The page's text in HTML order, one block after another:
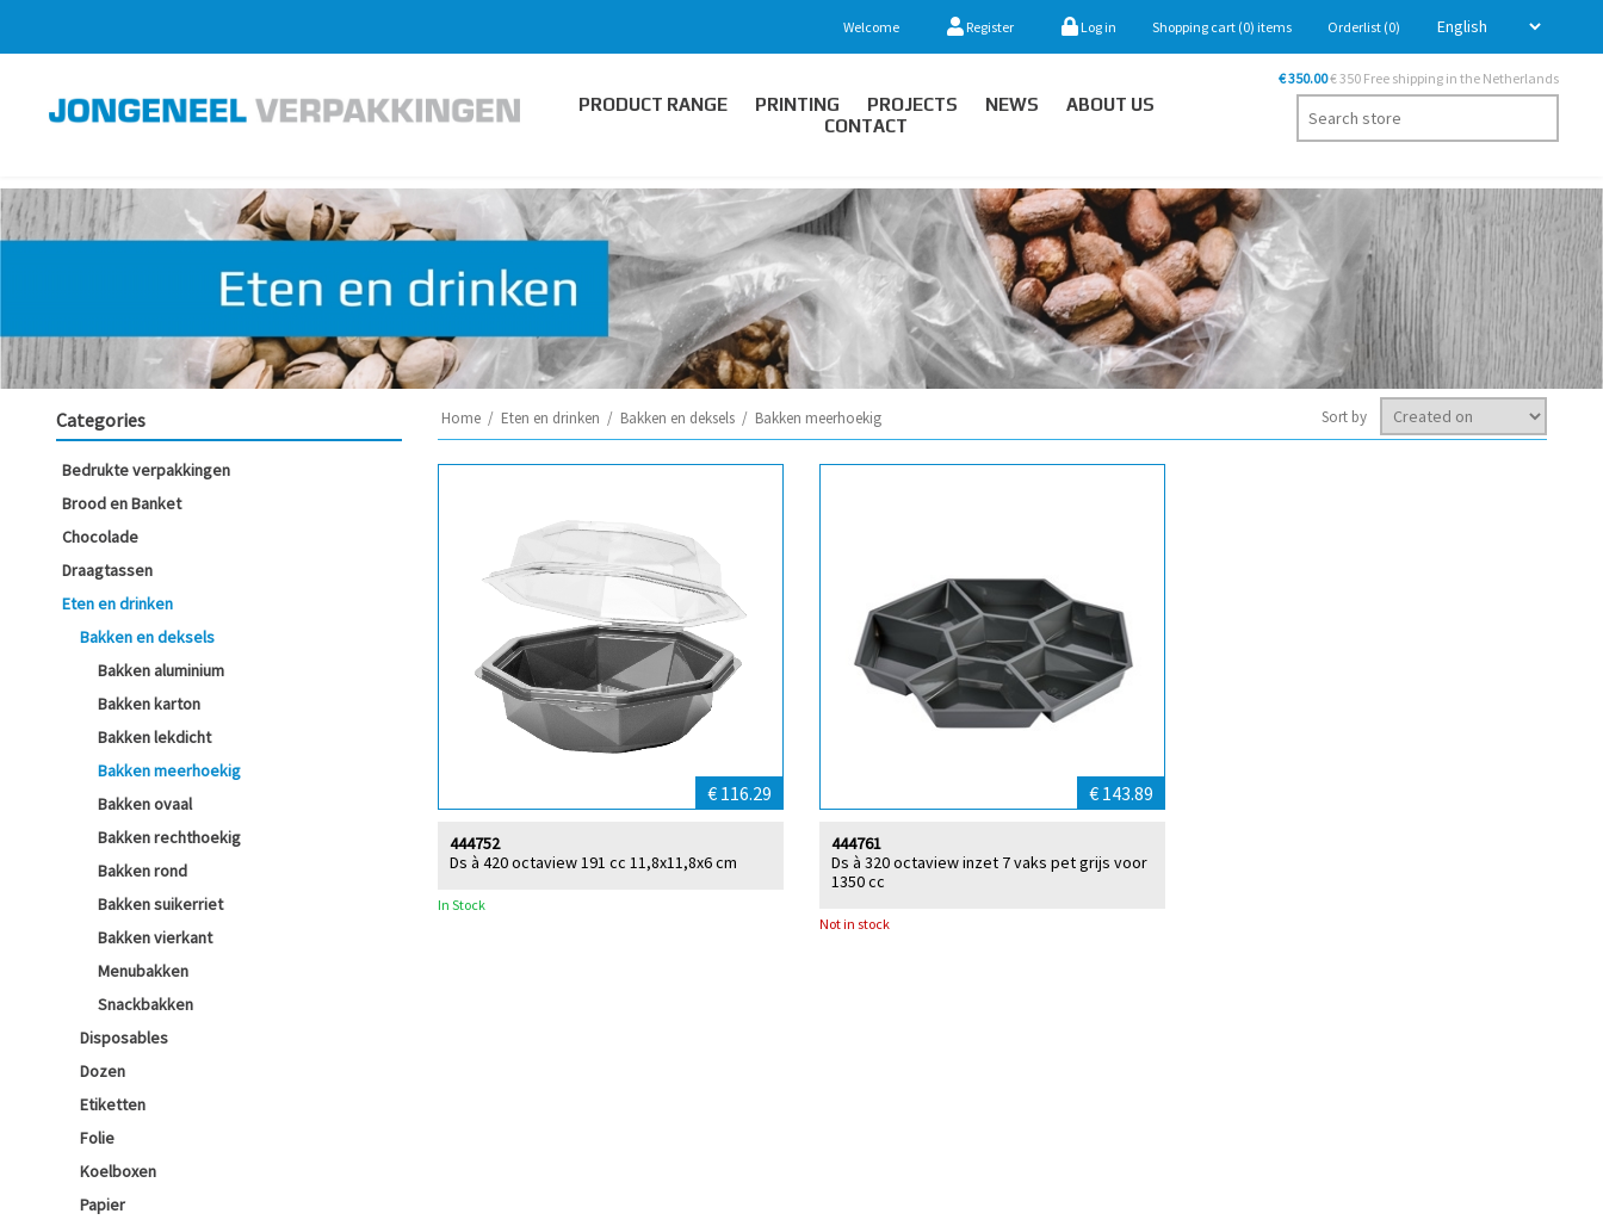
Welcome Register Log in Shopping cart (0) items Orderlist (0)
PRODUCT RANGE PRINTING PROJECTS NEWS
ABOUT US
CONTACT
€ 350.00€ 350 Free shipping in the Netherlands
Categories
Bedrukte verpakkingen
Brood en Banket
Chocolade
Draagtassen
Eten en drinken
Bakken en deksels
Bakken aluminium
Bakken karton
Bakken lekdicht
Bakken meerhoekig
Bakken ovaal
Bakken rechthoekig
Bakken rond
Bakken suikerriet
Bakken vierkant
Menubakken
Snackbakken
Disposables
Dozen
Etiketten
Folie
Koelboxen
Papier
Home / Eten en drinken / Bakken en deksels / Bakken meerhoekig Sort by
€ 116.29
Ds à 420 octaview 191 cc 11,8x11,8x6 cm
444752
In Stock
€ 143.89
Ds à 320 octaview inzet 7 vaks pet grijs voor
1350 cc
444761
Not in stock